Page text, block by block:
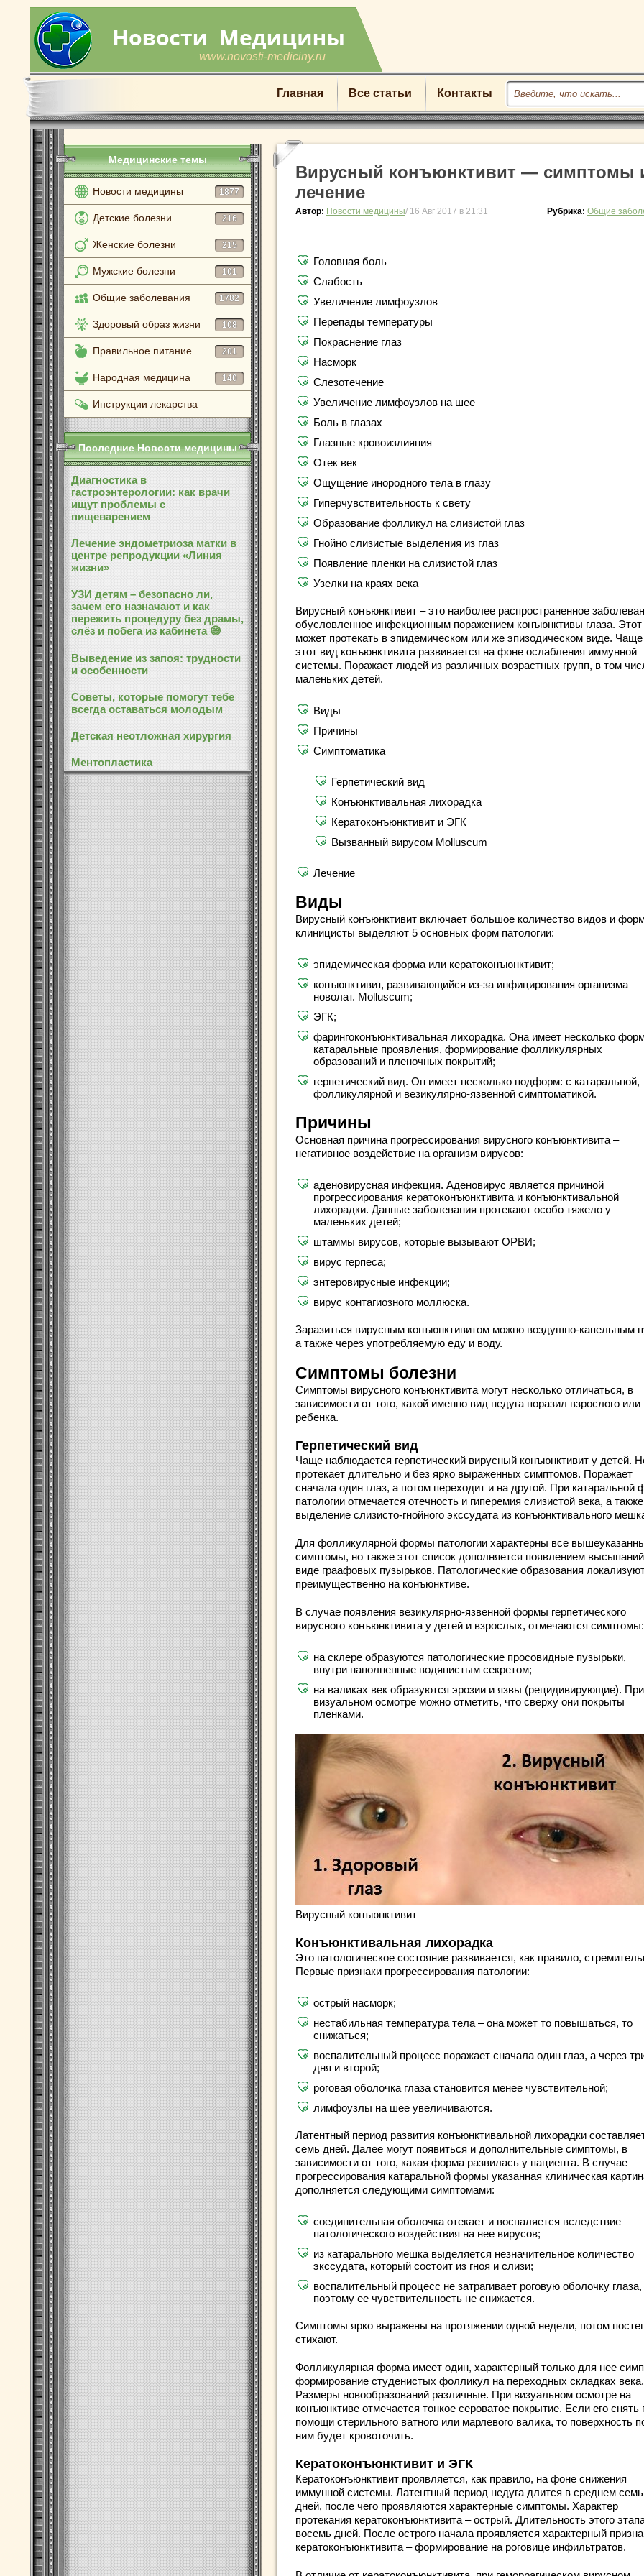
www.novosti-mediciny.ru
Главная Все статьи Контакты
Медицинские темы
Новости медицины 1877
Детские болезни 216
Женские болезни 215
Мужские болезни 101
Общие заболевания 1782
Здоровый образ жизни 108
Правильное питание 201
Народная медицина 140
Инструкции лекарства
Последние Новости медицины
Диагностика в
гастроэнтерологии: как врачи
ищут проблемы с
пищеварением
Лечение эндометриоза матки в
центре репродукции «Линия
жизни»
УЗИ детям – безопасно ли,
зачем его назначают и как
пережить процедуру без драмы,
слёз и побега из кабинета 😅
Выведение из запоя: трудности
и особенности
Советы, которые помогут тебе
всегда оставаться молодым
Детская неотложная хирургия
Ментопластика
Вирусный конъюнктивит — симптомы
лечение
Автор: Новости медицины/ 16 Авг 2017 в 21:31 Рубрика: Общие
Головная боль
Слабость
Увеличение лимфоузлов
Перепады температуры
Покраснение глаз
Насморк
Слезотечение
Увеличение лимфоузлов на шее
Боль в глазах
Глазные кровоизлияния
Отек век
Ощущение инородного тела в глазу
Гиперчувствительность к свету
Образование фолликул на слизистой глаз
Гнойно слизистые выделения из глаз
Появление пленки на слизистой глаз
Узелки на краях века
Вирусный конъюнктивит – это наиболее распространенное
обусловленное инфекционным поражением конъюнктивы глаза. Этот
может протекать в эпидемическом или же эпизодическом виде. Чаще
этот вид конъюнктивита развивается на фоне ослабления иммунной
системы. Поражает людей из различных возрастных групп, в том
маленьких детей.
Виды
Причины
Симптоматика
Герпетический вид
Конъюнктивальная лихорадка
Кератоконъюнктивит и ЭГК
Вызванный вирусом Molluscum
Лечение
Виды
Вирусный конъюнктивит включает большое количество видов и
клиницисты выделяют 5 основных форм патологии:
эпидемическая форма или кератоконъюнктивит;
конъюнктивит, развивающийся из-за инфицирования организма
новолат. Molluscum;
ЭГК;
фарингоконъюнктивальная лихорадка. Она имеет несколько
катаральные проявления, формирование фолликулярных
образований и пленочных покрытий;
герпетический вид. Он имеет несколько подформ: с катаральной,
фолликулярной и везикулярно-язвенной симптоматикой.
Причины
Основная причина прогрессирования вирусного конъюнктивита –
негативное воздействие на организм вирусов:
аденовирусная инфекция. Аденовирус является причиной
прогрессирования кератоконъюнктивита и конъюнктивальной
лихорадки. Данные заболевания протекают особо тяжело у
маленьких детей;
штаммы вирусов, которые вызывают ОРВИ;
вирус герпеса;
энтеровирусные инфекции;
вирус контагиозного моллюска.
Заразиться вирусным конъюнктивитом можно воздушно-капельным
а также через употребляемую еду и воду.
Симптомы болезни
Симптомы вирусного конъюнктивита могут несколько отличаться, в
зависимости от того, какой именно вид недуга поразил взрослого или
ребенка.
Герпетический вид
Чаще наблюдается герпетический вирусный конъюнктивит у детей.
протекает длительно и без ярко выраженных симптомов. Поражает
сначала один глаз, а потом переходит и на другой. При катаральной
патологии отмечается отечность и гиперемия слизистой века, а также
выделение слизисто-гнойного экссудата из конъюнктивального
Для фолликулярной формы патологии характерны все
симптомы, но также этот список дополняется появлением
виде граафовых пузырьков. Патологические образования
преимущественно на конъюнктиве.
В случае появления везикулярно-язвенной формы герпетического
вирусного конъюнктивита у детей и взрослых, отмечаются симптомы:
на склере образуются патологические просовидные пузырьки,
внутри наполненные водянистым секретом;
на валиках век образуются эрозии и язвы (рецидивирующие). При
визуальном осмотре можно отметить, что сверху они покрыты
пленками.
Вирусный конъюнктивит
Конъюнктивальная лихорадка
Это патологическое состояние развивается, как правило,
Первые признаки прогрессирования патологии:
острый насморк;
нестабильная температура тела – она может то повышаться, то
снижаться;
воспалительный процесс поражает сначала один глаз, а через
дня и второй;
роговая оболочка глаза становится менее чувствительной;
лимфоузлы на шее увеличиваются.
Латентный период развития конъюнктивальной лихорадки
семь дней. Далее могут появиться и дополнительные симптомы, в
зависимости от того, какая форма развилась у пациента. В случае
прогрессирования катаральной формы указанная клиническая
дополняется следующими симптомами:
соединительная оболочка отекает и воспаляется вследствие
патологического воздействия на нее вирусов;
из катарального мешка выделяется незначительное количество
экссудата, который состоит из гноя и слизи;
воспалительный процесс не затрагивает роговую оболочку глаза,
поэтому ее чувствительность не снижается.
Симптомы ярко выражены на протяжении одной недели, потом
стихают.
Фолликулярная форма имеет один, характерный только для нее
формирование студенистых фолликул на переходных складках века.
Размеры новообразований различные. При визуальном осмотре на
конъюнктиве отмечается тонкое сероватое покрытие. Если его снять
помощи стерильного ватного или марлевого валика, то поверхность
ним будет кровоточить.
Кератоконъюнктивит и ЭГК
Кератоконъюнктивит проявляется, как правило, на фоне снижения
иммунной системы. Латентный период недуга длится в среднем семь
дней, после чего проявляются характерные симптомы. Характер
протекания кератоконъюнктивита – острый. Длительность этого
восемь дней. После острого начала проявляется характерный
кератоконъюнктивита – формирование на роговице инфильтратов.